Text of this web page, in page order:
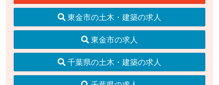
東金市の土木・建築の求人
東金市の求人
千葉県の土木・建築の求人